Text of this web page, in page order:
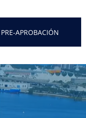
PRE-APROBACIÓN